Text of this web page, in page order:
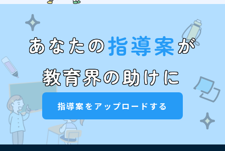
あなたの指導案が
教育界の助けに
指導案をアップロードする